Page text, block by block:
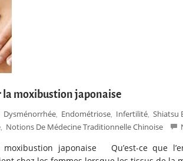
la moxibustion japonaise
Dysménorrhée Endométriose Infertilité Shiatsu
Notions De Médecine Traditionnelle Chinoise
japonaise Qu’est-ce que